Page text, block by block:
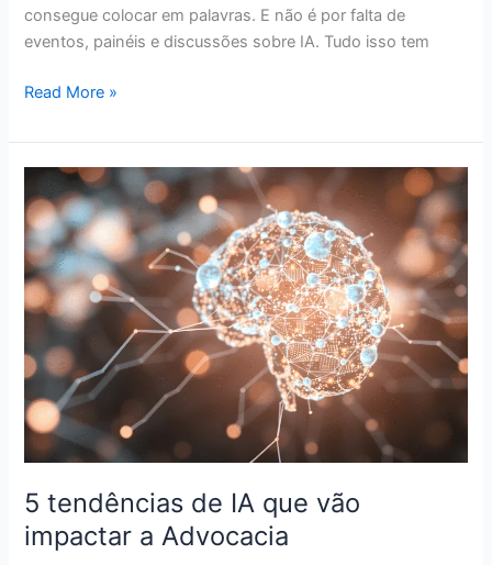
consegue colocar em palavras. E não é por falta de
eventos, painéis e discussões sobre IA. Tudo isso tem
Read More »
5 tendências de IA que vão
impactar a Advocacia
tendências
de
IA
que
vão
impactar
a
Advocacia